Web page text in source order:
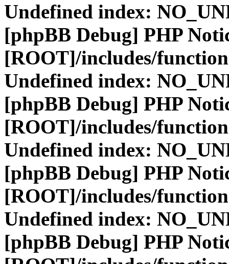
Undefined index:
[phpBB Debug] PHP
[ROOT]/includes/
Undefined index:
[phpBB Debug] PHP
[ROOT]/includes/
Undefined index:
[phpBB Debug] PHP
[ROOT]/includes/
Undefined index:
[phpBB Debug] PHP